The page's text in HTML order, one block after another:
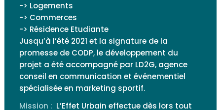
-> Logements
-> Commerces
-> Résidence Etudiante
Jusqu’à l’été 2021 et la signature de la
promesse de CODP, le développement du
projet a été accompagné par LD2G, agence
conseil en communication et événementiel
spécialisée en marketing sportif.
Mission : L’Effet Urbain effectue dès lors tout